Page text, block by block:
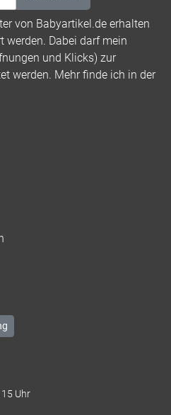
von Babyartikel.de erhalten
werden. Dabei darf mein
und Klicks) zur
werden. Mehr finde ich in der
Uhr